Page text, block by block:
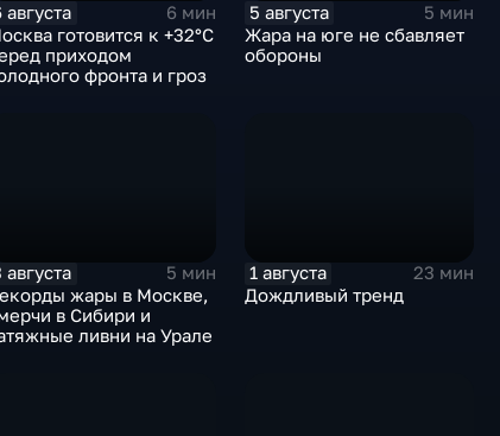
августа
6 мин
готовится к +32°C
приходом
фронта и гроз
5 августа
5 мин
Жара на юге не сбавляет
обороны
августа
5 мин
жары в Москве,
в Сибири и
ливни на Урале
1 августа
23 мин
Дождливый тренд